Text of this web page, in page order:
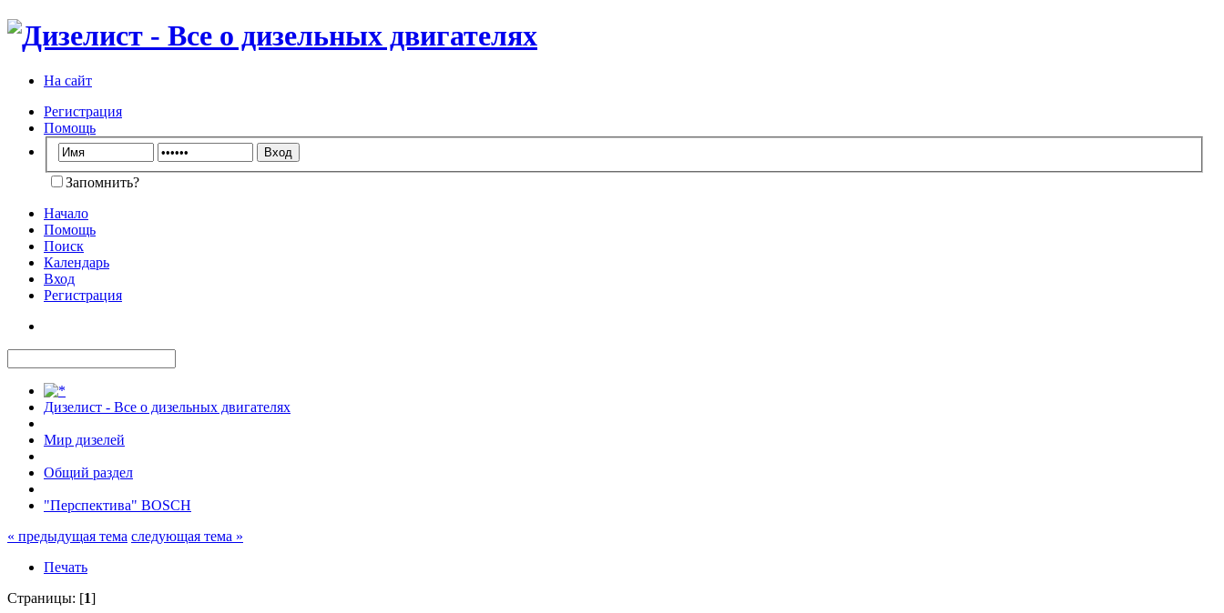
На сайт
Регистрация
Помощь
Запомнить?
Начало
Помощь
Поиск
Календарь
Вход
Регистрация
Дизелист - Все о дизельных двигателях
Мир дизелей
Общий раздел
"Перспектива" BOSCH
« предыдущая тема следующая тема »
Печать
Страницы: [1]